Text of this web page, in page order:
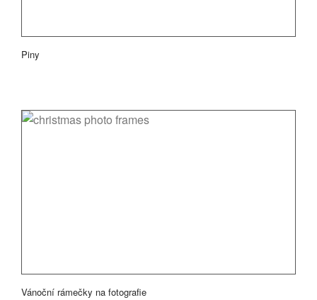
Piny
Vánoční rámečky na fotografie